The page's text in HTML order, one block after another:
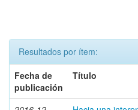
Resultados por ítem:
Fecha de
publicación
Título